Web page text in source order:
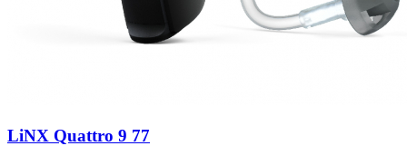
LiNX Quattro 9 77